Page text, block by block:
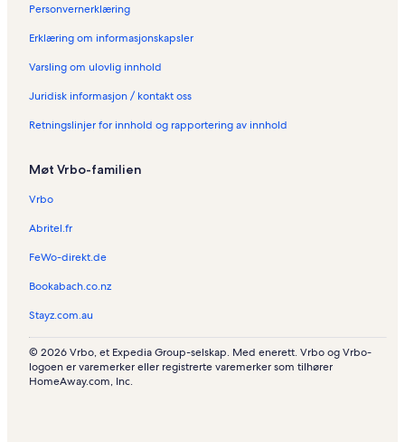
Personvernerklæring
Erklæring om informasjonskapsler
Varsling om ulovlig innhold
Juridisk informasjon / kontakt oss
Retningslinjer for innhold og rapportering av innhold
Møt Vrbo-familien
Vrbo
Abritel.fr
FeWo-direkt.de
Bookabach.co.nz
Stayz.com.au
© 2026 Vrbo, et Expedia Group-selskap. Med enerett. Vrbo og Vrbo-
logoen er varemerker eller registrerte varemerker som tilhører
HomeAway.com, Inc.